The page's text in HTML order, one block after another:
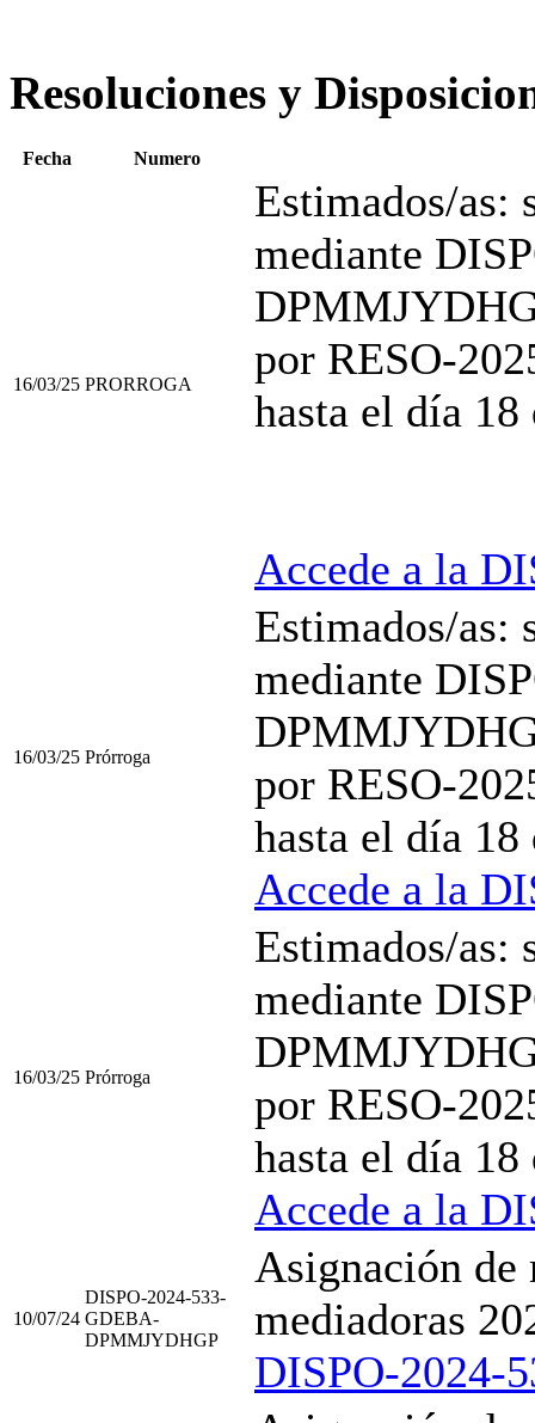
Resoluciones y
Fecha Numero
16/03/25 PRORROGA
Estimados/as:
mediante
por RESO-
hasta el día
Accede a la
16/03/25 Prórroga
Estimados/as:
mediante
por RESO-
hasta el día
Accede a la
16/03/25 Prórroga
Estimados/as:
mediante
por RESO-
hasta el día
Accede a la
10/07/24
DISPO-2024-533-
GDEBA-
DPMMJYDHGP
Asignación de
mediadoras
DISPO-2024-